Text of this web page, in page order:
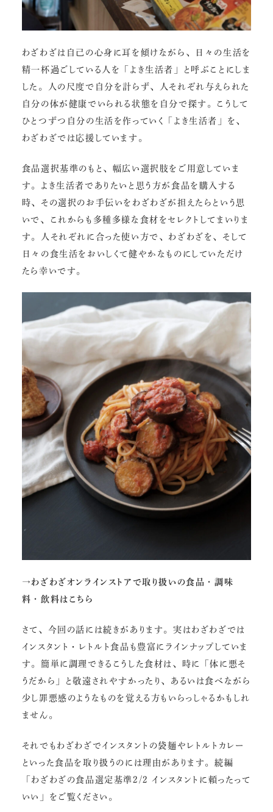
わざわざは自己の心身に耳を傾けながら、日々の生活を
精一杯過ごしている人を「よき生活者」と呼ぶことにしま
した。人の尺度で自分を計らず、人それぞれ与えられた
自分の体が健康でいられる状態を自分で探す。こうして
ひとつずつ自分の生活を作っていく「よき生活者」を、
わざわざでは応援しています。
食品選択基準のもと、幅広い選択肢をご用意していま
す。よき生活者でありたいと思う方が食品を購入する
時、その選択のお手伝いをわざわざが担えたらという思
いで、これからも多種多様な食材をセレクトしてまいりま
す。人それぞれに合った使い方で、わざわざを、そして
日々の食生活をおいしくて健やかなものにしていただけ
たら幸いです。
→わざわざオンラインストアで取り扱いの食品・調味
料・飲料は こちら
さて、今回の話には続きがあります。実はわざわざでは
インスタント・レトルト食品も豊富にラインナップしていま
す。簡単に調理できるこうした食材は、時に「体に悪そ
うだから」と敬遠されやすかったり、あるいは食べながら
少し罪悪感のようなものを覚える方もいらっしゃるかもしれ
ません。
それでもわざわざでインスタントの袋麺やレトルトカレー
といった食品を取り扱うのには理由があります。続編
「わざわざの食品選定基準2/2 インスタントに頼ったって
いい 」をご覧ください。